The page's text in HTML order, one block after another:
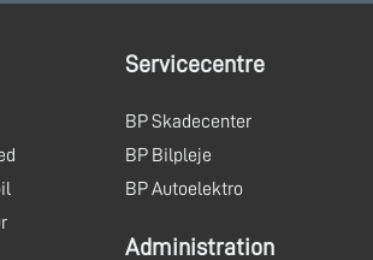
Servicecentre
BP Skadecenter
BP Bilpleje
BP Autoelektro
Administration